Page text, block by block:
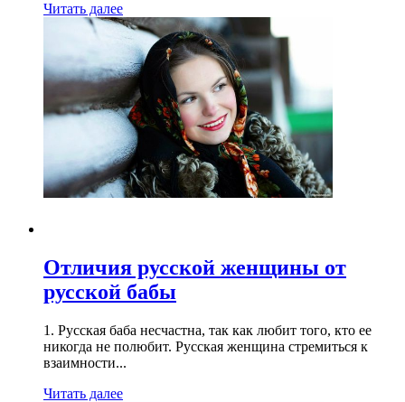
Читать далее
Отличия русской женщины от
русской бабы
1. Русская баба несчастна, так как любит того, кто ее
никогда не полюбит. Русская женщина стремиться к
взаимности...
Читать далее